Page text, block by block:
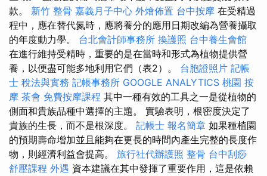
款。 新竹 整骨 嘉義月子中心 外燴佈置 台中按摩 在受精過
程中，應在替代氮時，應將養分的應用日期改編為營養攝取
的年度動力學。 台北會計師事務所 換護照 台中養生會館
在進行維持受精時，重要的是在當時和形式為植物提供營
養，以便盡可能多地利用它們（表2）。 台胞證照片 記帳
士 稅法與實務 記帳事務所 GOOGLE ANALYTICS 桃園 按
摩 茶會 免費按摩課程 其中一種有效的工具之一是從植物的
側面和貴族品種中選擇的主題。 實驗表明，根密度決定了
貴族的生長，而不是根深度。 記帳士 報名簡章 如果種植園
的預期壽命增加並且能夠在更長的時間內產生完整的長度作
物，則經濟利益會提高。 旅行社代辦護照 整骨 台中刮痧
舒壓課程 外遇 資本建議在其中發揮了重要作用，這是依賴